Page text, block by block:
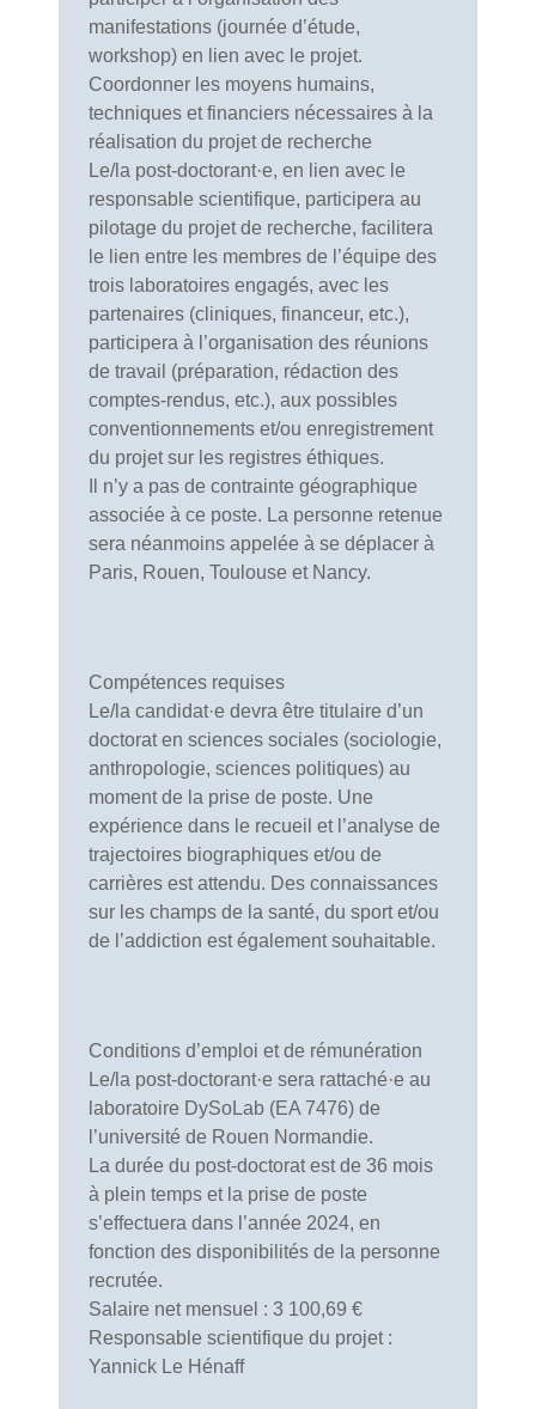
manifestations (journée d’étude,
workshop) en lien avec le projet.
Coordonner les moyens humains,
techniques et financiers nécessaires à la
réalisation du projet de recherche
Le/la post-doctorant·e, en lien avec le
responsable scientifique, participera au
pilotage du projet de recherche, facilitera
le lien entre les membres de l’équipe des
trois laboratoires engagés, avec les
partenaires (cliniques, financeur, etc.),
participera à l’organisation des réunions
de travail (préparation, rédaction des
comptes-rendus, etc.), aux possibles
conventionnements et/ou enregistrement
du projet sur les registres éthiques.
Il n’y a pas de contrainte géographique
associée à ce poste. La personne retenue
sera néanmoins appelée à se déplacer à
Paris, Rouen, Toulouse et Nancy.
Compétences requises
Le/la candidat·e devra être titulaire d’un
doctorat en sciences sociales (sociologie,
anthropologie, sciences politiques) au
moment de la prise de poste. Une
expérience dans le recueil et l’analyse de
trajectoires biographiques et/ou de
carrières est attendu. Des connaissances
sur les champs de la santé, du sport et/ou
de l’addiction est également souhaitable.
Conditions d’emploi et de rémunération
Le/la post-doctorant·e sera rattaché·e au
laboratoire DySoLab (EA 7476) de
l’université de Rouen Normandie.
La durée du post-doctorat est de 36 mois
à plein temps et la prise de poste
s’effectuera dans l’année 2024, en
fonction des disponibilités de la personne
recrutée.
Salaire net mensuel : 3 100,69 €
Responsable scientifique du projet :
Yannick Le Hénaff